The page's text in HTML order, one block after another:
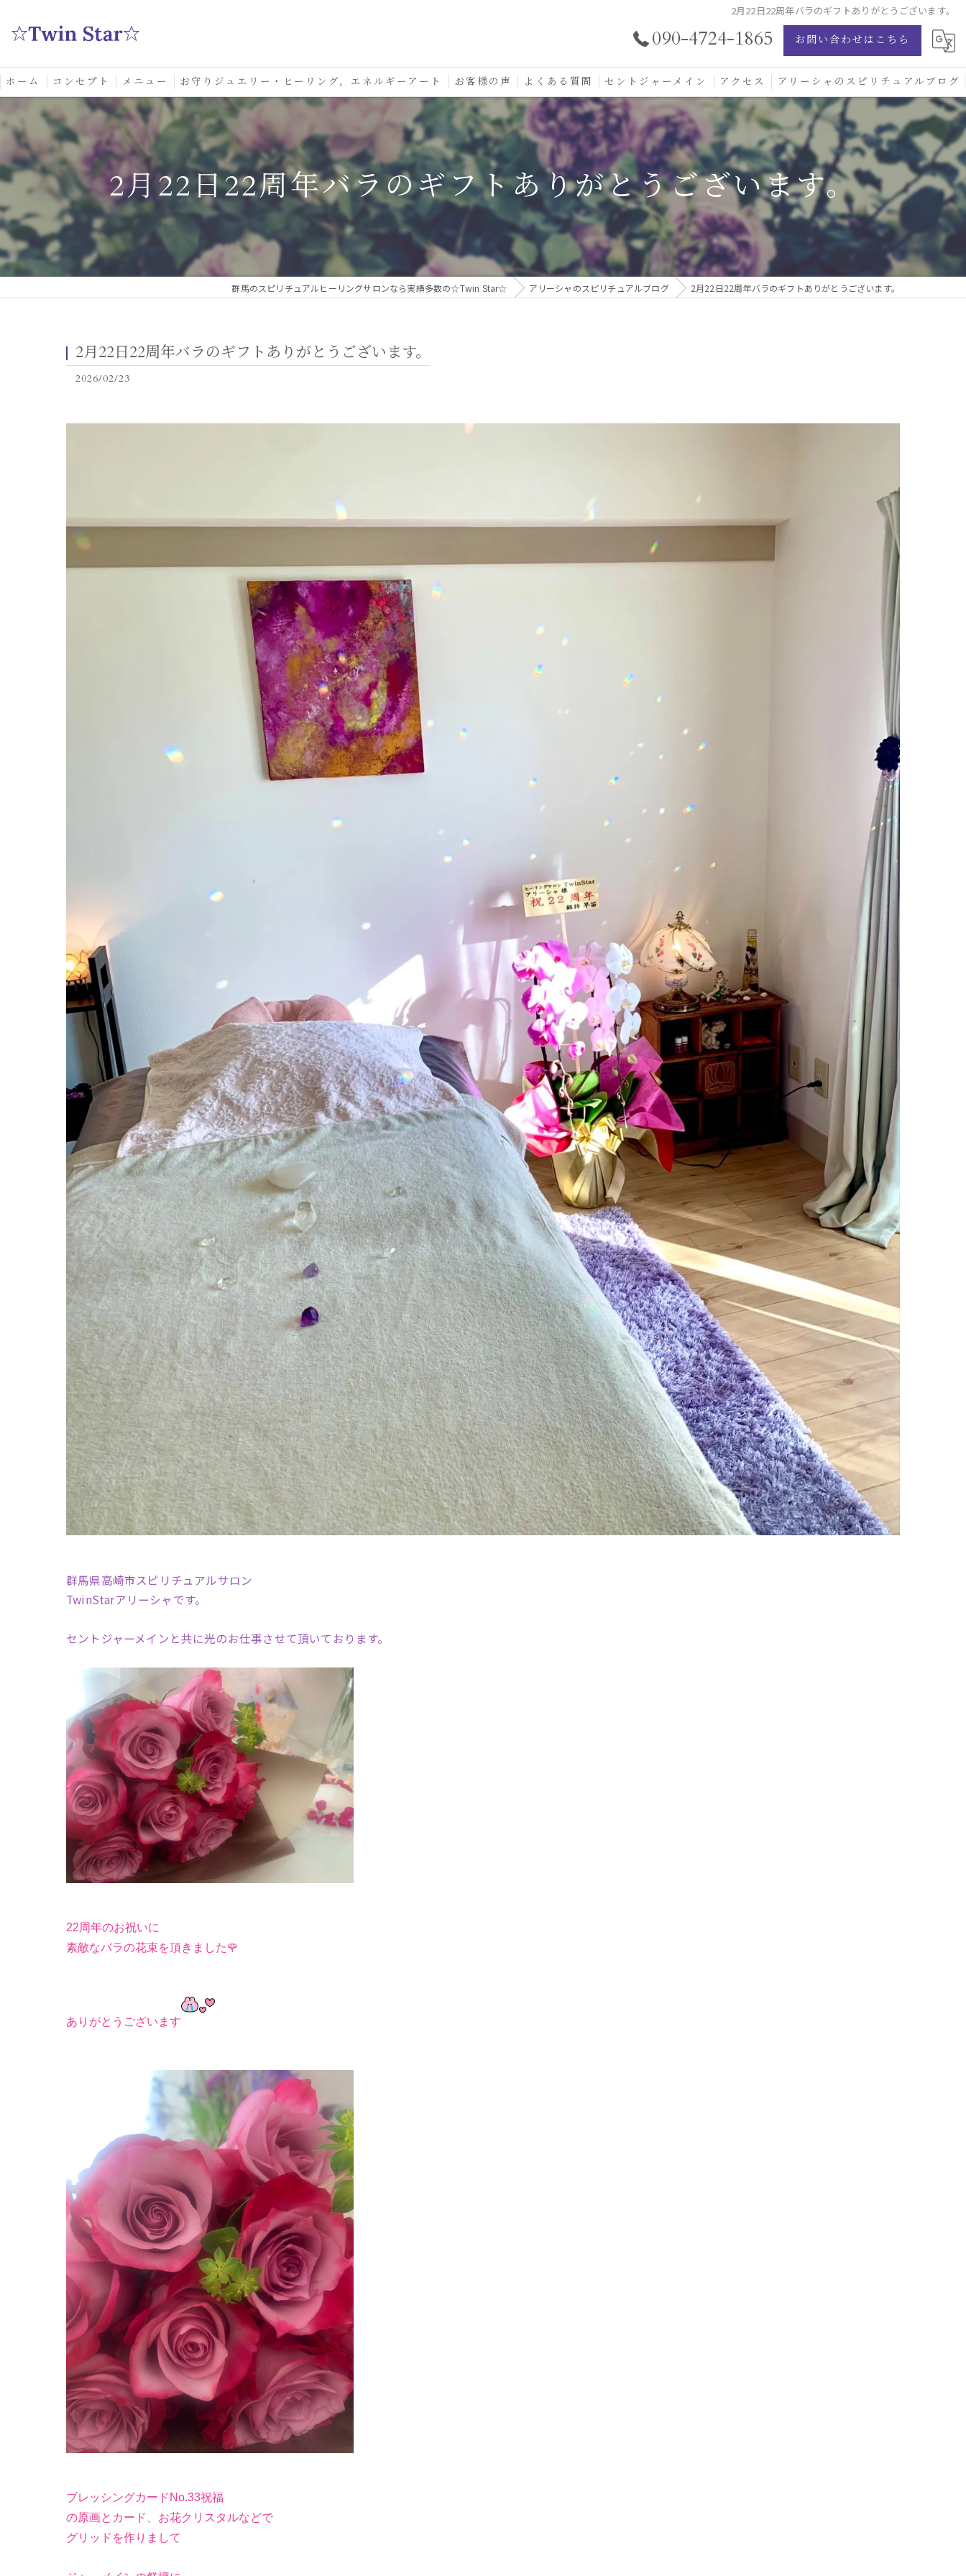
2月22日22周年バラのギフトありがとうございます。
090-4724-1865 お問い合わせはこちら
ホーム コンセプト メニュー
スクール
お守りジュエリー・ヒーリング，エネルギーアート お客様の声
口コミ
よくある質問 セントジャーメイン
セントジャーメイン愛の学校
セントジャーメインブレッシングカード
お守りジュエリー
アクセス アリーシャのスピリチュアルブログ
2月22日22周年バラのギフトありがとうございます。
群馬のスピリチュアルヒーリングサロンなら実績多数の☆Twin Star☆ アリーシャのスピリチュアルブログ 2月22日22周年バラのギフトありがとうございます。
2月22日22周年バラのギフトありがとうございます。
2026/02/23
群馬県高崎市スピリチュアルサロン
TwinStarアリーシャです。
セントジャーメインと共に光のお仕事させて頂いております。
22周年のお祝いに
素敵なバラの花束を頂きました🌹
ありがとうございます
ブレッシングカードNo.33祝福
の原画とカード、お花クリスタルなどで
グリッドを作りまして